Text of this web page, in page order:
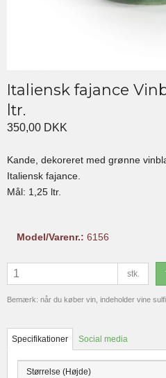
Italiensk fajance
ltr.
350,00 DKK
Kande, dekoreret med grønne
Italiensk fajance.
Mål: 1,25 ltr.
Model/Varenr.: 6156
stk.
Bemærk: når du køber vin, indeholder vine
Specifikationer Social media
Størrelse (Højde)